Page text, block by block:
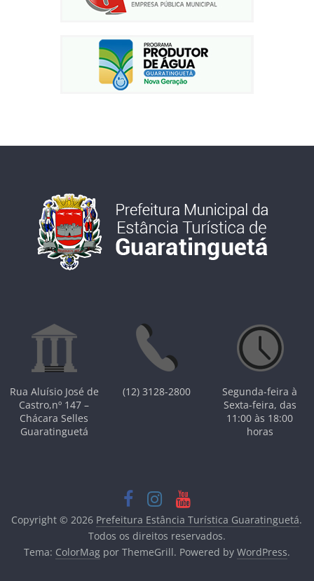
Rua Aluísio José de
Castro,nº 147 –
Chácara Selles
Guaratinguetá
(12) 3128-2800
Segunda-feira à
Sexta-feira, das
11:00 às 18:00
horas
Copyright © 2026 Prefeitura Estância Turística Guaratinguetá.
Todos os direitos reservados.
Tema: ColorMagpor ThemeGrill. Powered by WordPress.